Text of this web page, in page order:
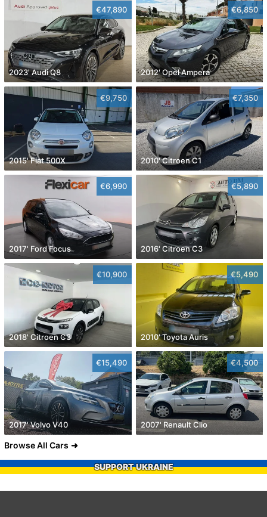
€47,890
2023' Audi Q8
€6,850
2012' Opel Ampera
€9,750
2015' Fiat 500X
€7,350
2010' Citroen C1
€6,990
2017' Ford Focus
€5,890
2016' Citroen C3
€10,900
2018' Citroen C3
€5,490
2010' Toyota Auris
€15,490
2017' Volvo V40
€4,500
2007' Renault Clio
Browse All Cars
SUPPORT UKRAINE